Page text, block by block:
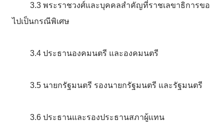
3.3 พระราชวงศ์และบุคคลสำคัญที่ราชเลขาธิการขอ
ไปเป็นกรณีพิเศษ
3.4 ประธานองคมนตรี และองคมนตรี
3.5 นายกรัฐมนตรี รองนายกรัฐมนตรี และรัฐมนตรี
3.6 ประธานและรองประธานสภาผู้แทน